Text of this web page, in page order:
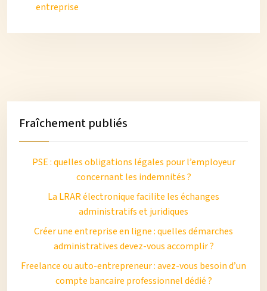
entreprise
Fraîchement publiés
PSE : quelles obligations légales pour l’employeur
concernant les indemnités ?
La LRAR électronique facilite les échanges
administratifs et juridiques
Créer une entreprise en ligne : quelles démarches
administratives devez-vous accomplir ?
Freelance ou auto-entrepreneur : avez-vous besoin d’un
compte bancaire professionnel dédié ?